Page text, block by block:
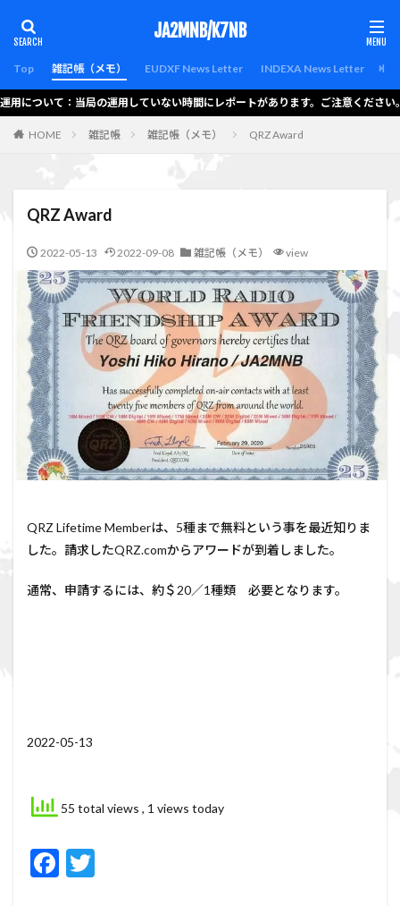
JA2MNB/K7NB
Top 雑記帳（メモ） EUDXF News Letter INDEXA News Letter
ついて：当局の運用していない時間にレポートがあります。ご注意ください。
HOME 雑記帳 雑記帳（メモ） QRZ Award
QRZ Award
2022-05-13 2022-09-08 雑記帳（メモ） view
QRZ Lifetime Memberは、5種まで無料という事を最近知りま
した。請求したQRZ.comからアワードが到着しました。
通常、申請するには、約＄20／1種類 必要となります。
2022-05-13
55 total views , 1 views today
F
検索